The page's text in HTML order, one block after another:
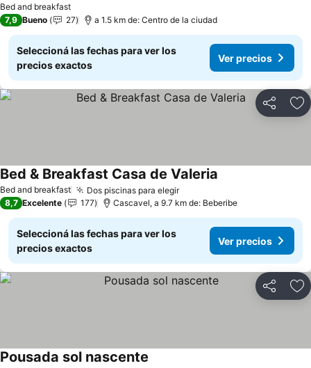
Bed and breakfast
7,9 Bueno 27 a 1.5 km de: Centro de la ciudad
Seleccioná las fechas para ver los
precios exactos
Ver precios
Compartir
Bed and breakfast Dos piscinas para elegir
Bed & Breakfast Casa de Valeria
8,7 Excelente 177 Cascavel, a 9.7 km de: Beberibe
Seleccioná las fechas para ver los
precios exactos
Ver precios
Compartir
Pousada sol nascente